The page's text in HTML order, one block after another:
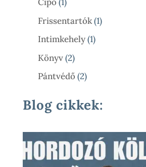
Termék
Frissentartók 11
Intimkehely 11
Könyv 22
Termék
Pántvédő 22
Blog cikkek: